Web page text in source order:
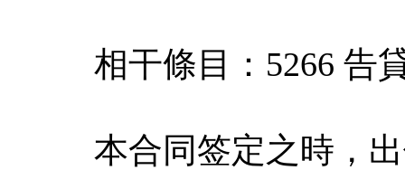
相干條目：5266 告
本合同签定之時，